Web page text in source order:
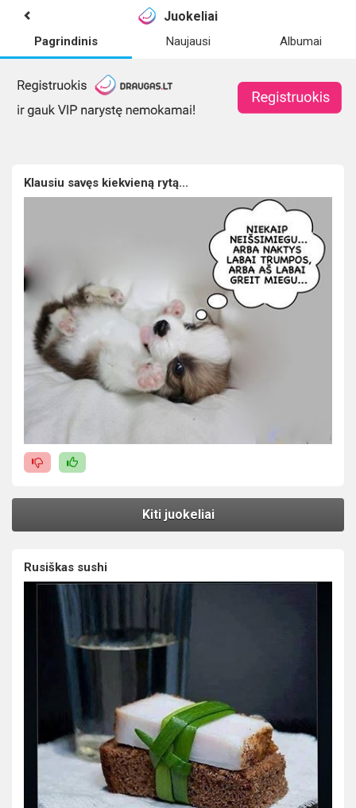
Juokeliai
Pagrindinis Naujausi Albumai
Klausiu savęs kiekvieną rytą...
Kiti juokeliai
Rusiškas sushi